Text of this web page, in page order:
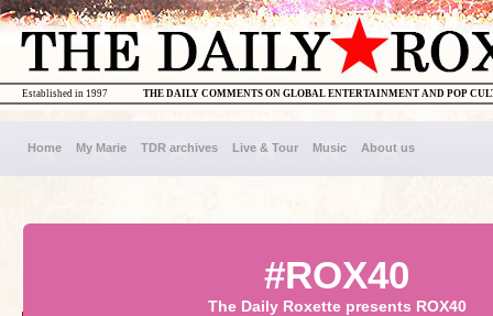
THE DAILY COMMENTS ON GLOBAL ENTERTAINMENT AND POP
Established in 1997
Home My Marie TDR archives Live & Tour Music About us
#ROX40
The Daily Roxette presents ROX40